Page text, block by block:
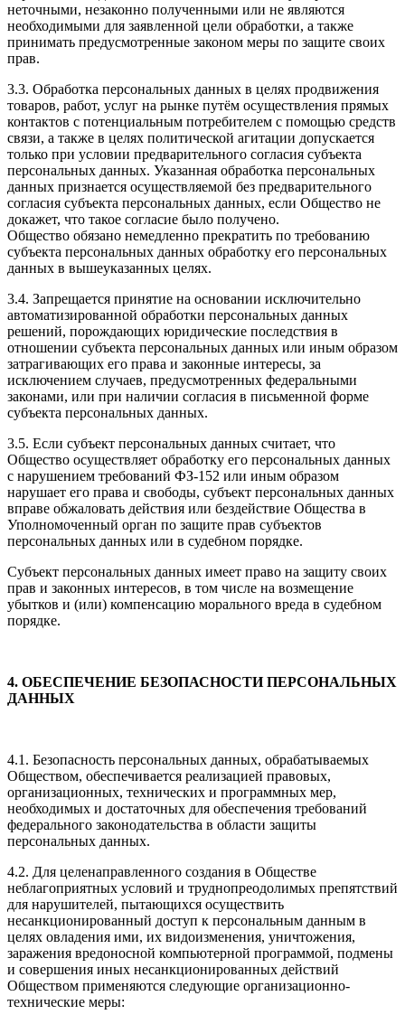
неточными, незаконно полученными или не являются
необходимыми для заявленной цели обработки, а также
принимать предусмотренные законом меры по защите своих
прав.
3.3. Обработка персональных данных в целях продвижения
товаров, работ, услуг на рынке путём осуществления прямых
контактов с потенциальным потребителем с помощью средств
связи, а также в целях политической агитации допускается
только при условии предварительного согласия субъекта
персональных данных. Указанная обработка персональных
данных признается осуществляемой без предварительного
согласия субъекта персональных данных, если Общество не
докажет, что такое согласие было получено.
Общество обязано немедленно прекратить по требованию
субъекта персональных данных обработку его персональных
данных в вышеуказанных целях.
3.4. Запрещается принятие на основании исключительно
автоматизированной обработки персональных данных
решений, порождающих юридические последствия в
отношении субъекта персональных данных или иным образом
затрагивающих его права и законные интересы, за
исключением случаев, предусмотренных федеральными
законами, или при наличии согласия в письменной форме
субъекта персональных данных.
3.5. Если субъект персональных данных считает, что
Общество осуществляет обработку его персональных данных
с нарушением требований ФЗ-152 или иным образом
нарушает его права и свободы, субъект персональных данных
вправе обжаловать действия или бездействие Общества в
Уполномоченный орган по защите прав субъектов
персональных данных или в судебном порядке.
Субъект персональных данных имеет право на защиту своих
прав и законных интересов, в том числе на возмещение
убытков и (или) компенсацию морального вреда в судебном
порядке.
4. ОБЕСПЕЧЕНИЕ БЕЗОПАСНОСТИ ПЕРСОНАЛЬНЫХ
ДАННЫХ
4.1. Безопасность персональных данных, обрабатываемых
Обществом, обеспечивается реализацией правовых,
организационных, технических и программных мер,
необходимых и достаточных для обеспечения требований
федерального законодательства в области защиты
персональных данных.
4.2. Для целенаправленного создания в Обществе
неблагоприятных условий и труднопреодолимых препятствий
для нарушителей, пытающихся осуществить
несанкционированный доступ к персональным данным в
целях овладения ими, их видоизменения, уничтожения,
заражения вредоносной компьютерной программой, подмены
и совершения иных несанкционированных действий
Обществом применяются следующие организационно-
технические меры: